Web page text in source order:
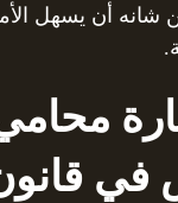
شانه أن يسهل
في